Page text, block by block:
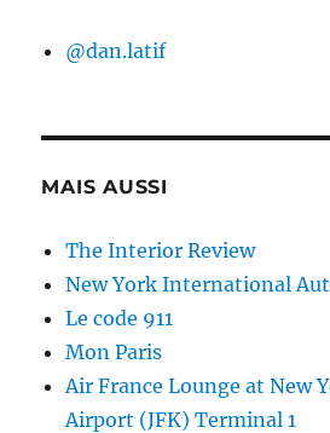
@dan.latif
MAIS AUSSI
The Interior Review
New York International
Le code 911
Mon Paris
Air France Lounge at New
Airport (JFK) Terminal 1